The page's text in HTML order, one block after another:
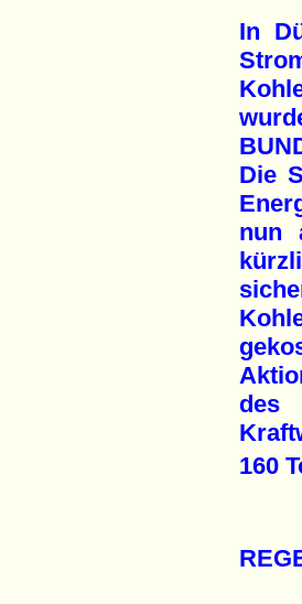
In
Die
nun
des
160